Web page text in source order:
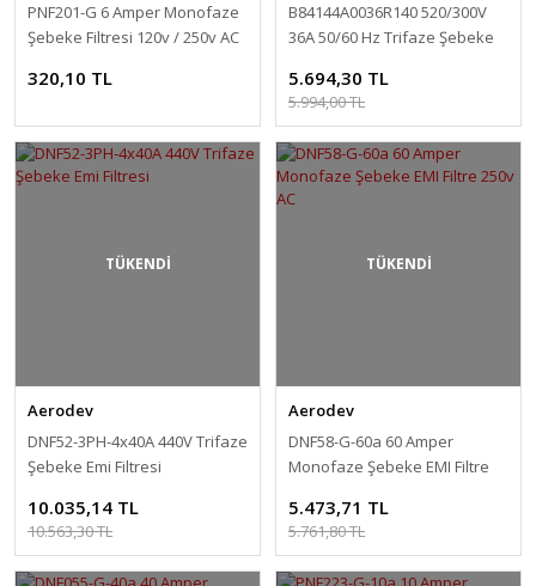
PNF201-G 6 Amper Monofaze
Şebeke Filtresi 120v / 250v AC
320,10 TL
B84144A0036R140 520/300V
36A 50/60 Hz Trifaze Şebeke
5.694,30 TL
5.994,00 TL
TÜKENDİ
Aerodev
DNF52-3PH-4x40A 440V Trifaze
Şebeke Emi Filtresi
10.035,14 TL
10.563,30 TL
TÜKENDİ
Aerodev
DNF58-G-60a 60 Amper
Monofaze Şebeke EMI Filtre
5.473,71 TL
5.761,80 TL